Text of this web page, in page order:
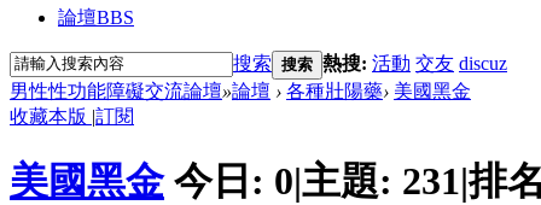
論壇BBS
搜索 搜索 熱搜: 活動 交友 discuz
男性性功能障礙交流論壇»論壇 › 各種壯陽藥› 美國黑金
收藏本版 |訂閱
美國黑金 今日: 0|主題: 231|排